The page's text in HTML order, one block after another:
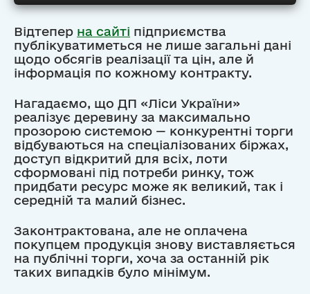
Відтепер на сайті підприємства
публікуватиметься не лише загальні дані
щодо обсягів реалізації та цін, але й
інформація по кожному контракту.
Нагадаємо, що ДП «Ліси України»
реалізує деревину за максимально
прозорою системою — конкурентні торги
відбуваються на спеціалізованих біржах,
доступ відкритий для всіх, лоти
сформовані під потреби ринку, тож
придбати ресурс може як великий, так і
середній та малий бізнес.
Законтрактована, але не оплачена
покупцем продукція знову виставляється
на публічні торги, хоча за останній рік
таких випадків було мінімум.